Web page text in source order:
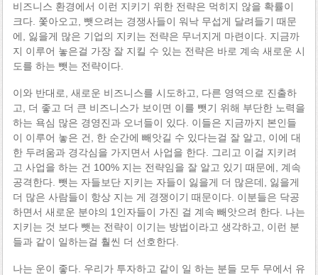
비즈니스 환경에서 이런 지키기 위한 전략은 먹히지 않을 확률이
크다. 쫓아오고, 뺏으려는 경쟁사들이 워낙 무섭게 달려들기 때문
에, 잃을게 많은 기업의 지키는 전략은 무너지게 마련이다. 지금까
지 이루어 놓은걸 가장 잘 지킬 수 있는 전략은 바로 계속 새로운 시
도를 하는 뺏는 전략이다.
이와 반대로, 새로운 비즈니스를 시도하고, 다른 영역으로 진출하
고, 더 좋고 더 큰 비즈니스가 보이면 이를 뺏기 위해 부단한 노력을
하는 욕심 많은 경영진과 오너들이 있다. 이들은 지금까지 본인들
이 이루어 놓은 건, 한 순간에 빼앗길 수 있다는걸 잘 알고, 이에 대
한 두려움과 경각심을 가지면서 사업을 한다. 그리고 이걸 지키려
고 사업을 하는 건 100% 지는 전략임을 잘 알고 있기 때문에, 계속
공격한다. 뺏는 자들보단 지키는 자들이 잃을게 더 많은데, 잃을게
더 많은 사람들이 항상 지는 게 경쟁이기 때문이다. 이분들은 닥공
하면서 새로운 분야의 1인자들이 가진 걸 계속 빼앗으려 한다. 나는
지키는 것 보다 뺏는 전략이 이기는 방법이라고 생각하고, 이런 분
들과 같이 일하는걸 훨씬 더 선호한다.
나는 운이 좋다. 우리가 투자하고 같이 일 하는 분들 모두 무에서 유